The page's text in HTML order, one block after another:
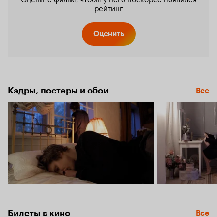
рейтинг
Оценить
Кадры, постеры и обои Все
Билеты в кино Все